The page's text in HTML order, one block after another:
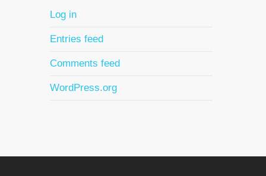
Log in
Entries feed
Comments feed
WordPress.org